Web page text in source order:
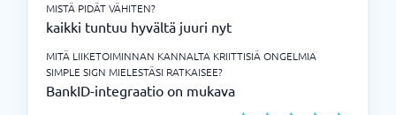
MISTÄ PIDÄT VÄHITEN?
kaikki tuntuu hyvältä juuri nyt
MITÄ LIIKETOIMINNAN KANNALTA KRIITTISIÄ ONGELMIA
SIMPLE SIGN MIELESTÄSI RATKAISEE?
BankID-integraatio on mukava